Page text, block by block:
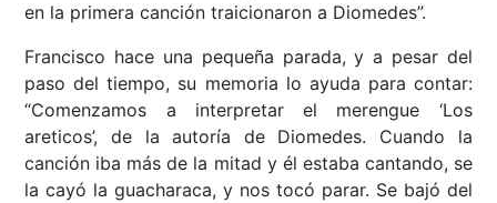
en la primera canción traicionaron a Diomedes”.
Francisco hace una pequeña parada, y a pesar del
paso del tiempo, su memoria lo ayuda para contar:
“Comenzamos a interpretar el merengue ‘Los
areticos’, de la autoría de Diomedes. Cuando la
canción iba más de la mitad y él estaba cantando, se
la cayó la guacharaca, y nos tocó parar. Se bajó del